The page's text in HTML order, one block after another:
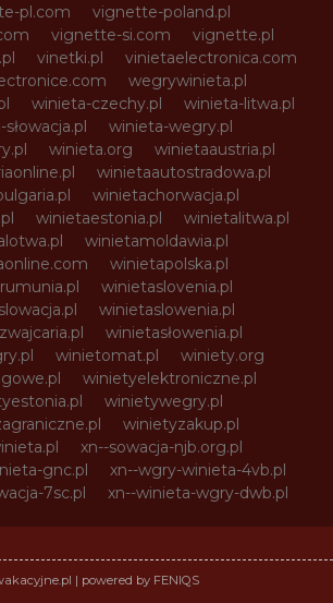
pl.com
vignette-poland.pl
vignette-si.com
vignette.pl
vinetki.pl
vinietaelectronica.com
wegrywinieta.pl
winieta-czechy.pl
winieta-litwa.pl
winieta-wegry.pl
winieta.org
winietaaustria.pl
winietaautostradowa.pl
winietachorwacja.pl
winietaestonia.pl
winietalitwa.pl
winietamoldawia.pl
winietapolska.pl
winietaslovenia.pl
winietaslowenia.pl
winietasłowenia.pl
winietomat.pl
winiety.org
winietyelektroniczne.pl
winietywegry.pl
winietyzakup.pl
xn--sowacja-njb.org.pl
gnc.pl
xn--wgry-winieta-4vb.pl
7sc.pl
xn--winieta-wgry-dwb.pl
| powered by FENIQS